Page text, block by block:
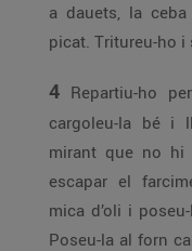
a dauets, la ceba
picat. Tritureu-ho i
4 Repartiu-ho
cargoleu-la bé i
mirant que no
escapar el
mica d’oli i
Poseu-la al forn